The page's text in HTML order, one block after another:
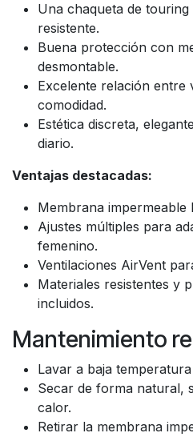
Una chaqueta de
resistente.
Buena protección con
desmontable.
Excelente relación entre
comodidad.
Estética discreta,
diario.
Ventajas destacadas:
Membrana impermeable
Ajustes múltiples para
femenino.
Ventilaciones AirVent
Materiales resistentes y
incluidos.
Mantenimiento
Lavar a baja
Secar de forma natural,
calor.
Retirar la membrana